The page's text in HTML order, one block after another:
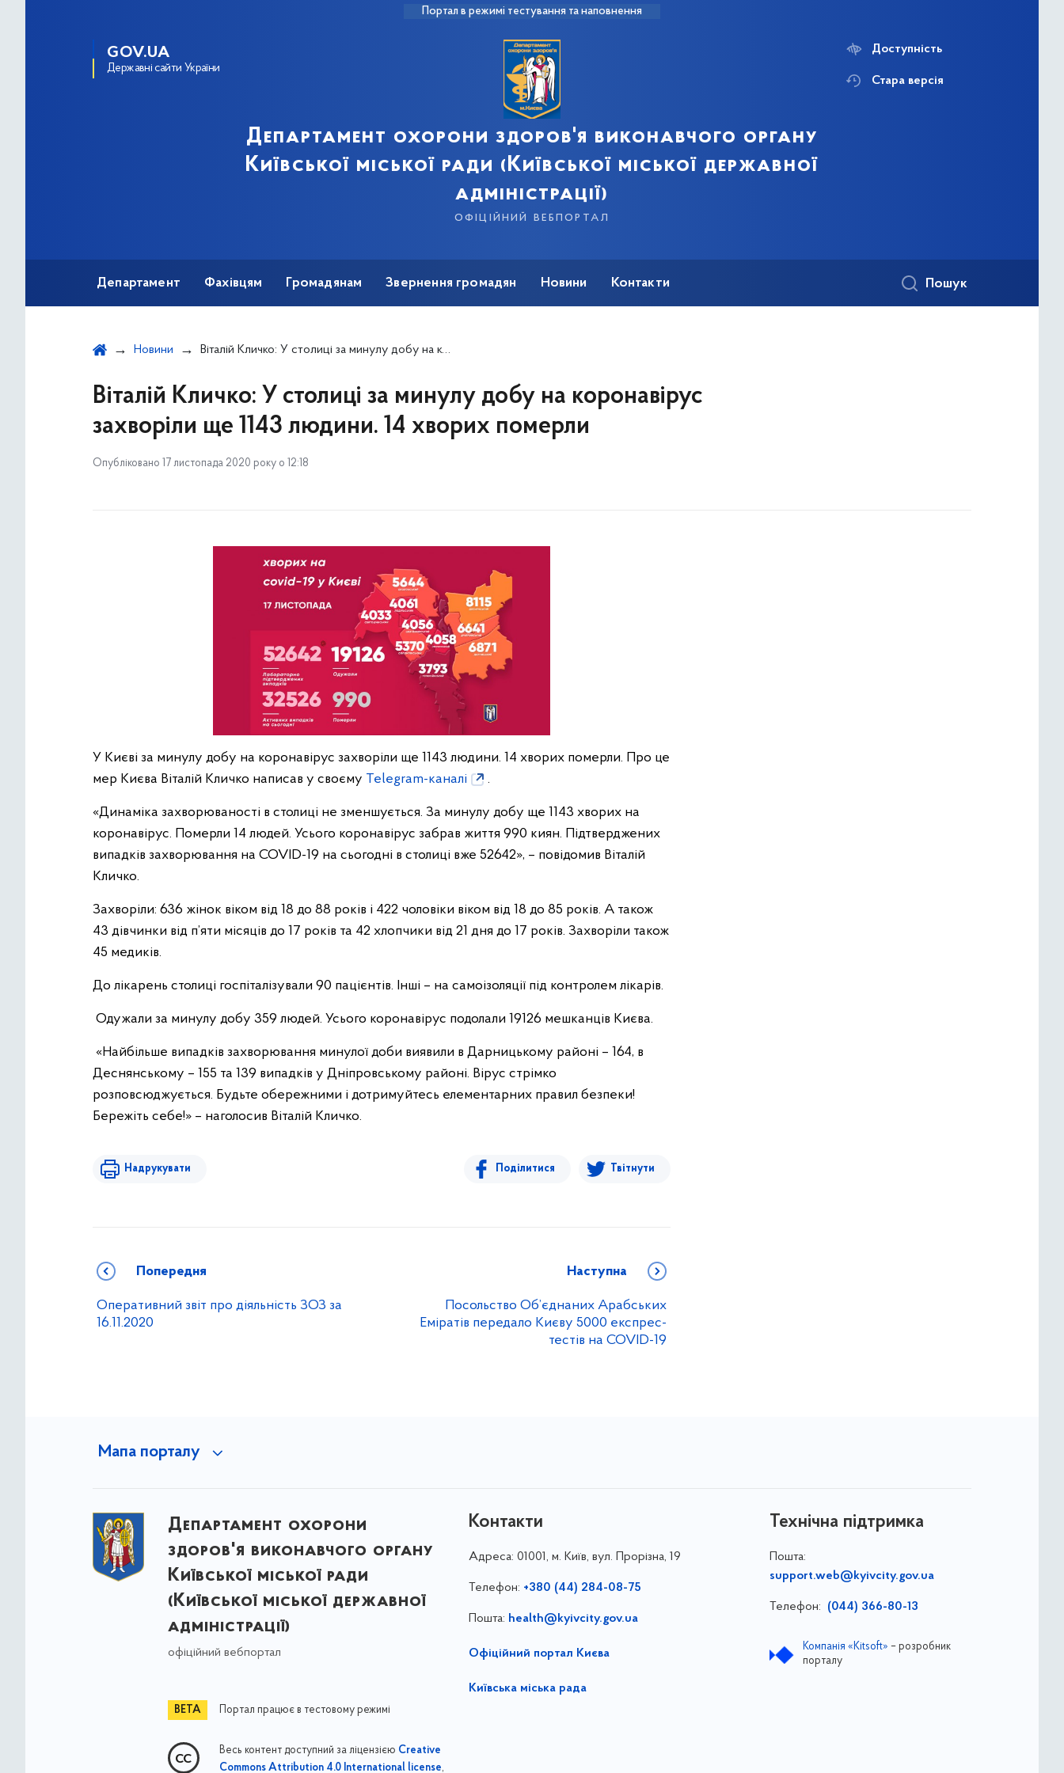
Портал в режимі тестування та наповнення
GOV.UA
Державні сайти України
Департамент охорони здоров'я виконавчого органу
Київської міської ради (Київської міської державної
адміністрації)
офіційний вебпортал
Доступність
Стара версія
Департамент Фахівцям Громадянам Звернення громадян Новини Контакти Пошук
Новини Віталій Кличко: У столиці за минулу добу на коронавірус захворіли ще 1143 людини. 14 хворих померли
Віталій Кличко: У столиці за минулу добу на коронавірус
захворіли ще 1143 людини. 14 хворих померли
Опубліковано 17 листопада 2020 року о 12:18
У Києві за минулу добу на коронавірус захворіли ще 1143 людини. 14 хворих померли. Про це
мер Києва Віталій Кличко написав у своєму Telegram-каналі .
«Динаміка захворюваності в столиці не зменшується. За минулу добу ще 1143 хворих на
коронавірус. Померли 14 людей. Усього коронавірус забрав життя 990 киян. Підтверджених
випадків захворювання на COVID-19 на сьогодні в столиці вже 52642», – повідомив Віталій
Кличко.
Захворіли: 636 жінок віком від 18 до 88 років і 422 чоловіки віком від 18 до 85 рокiв. А також
43 дівчинки від п’яти місяців до 17 років та 42 хлопчики від 21 дня до 17 років. Захворіли також
45 медиків.
До лікарень столиці госпіталізували 90 пацієнтів. Інші – на самоізоляції під контролем лікарів.
Одужали за минулу добу 359 людей. Усього коронавірус подолали 19126 мешканців Києва.
«Найбільше випадків захворювання минулої доби виявили в Дарницькому районі – 164, в
Деснянському – 155 та 139 випадків у Дніпровському районі. Вірус стрімко
розповсюджується. Будьте обережними і дотримуйтесь елементарних правил безпеки!
Бережіть себе!» – наголосив Віталій Кличко.
Надрукувати Поділитися Твітнути
Попередня
Оперативний звіт про діяльність ЗОЗ за
16.11.2020
Наступна
Посольство Об’єднаних Арабських
Еміратів передало Києву 5000 експрес-
тестів на COVID-19
Мапа порталу
Департамент охорони
здоров'я виконавчого органу
Київської міської ради
(Київської міської державної
адміністрації)
офіційний вебпортал
Портал працює в тестовому режимі
Весь контент доступний за ліцензією Creative
Commons Attribution 4.0 International license,
Контакти
Адреса: 01001, м. Київ, вул. Прорізна, 19
Телефон: +380 (44) 284-08-75
Пошта: health@kyivcity.gov.ua
Офіційний портал Києва
Київська міська рада
Технічна підтримка
Пошта:
support.web@kyivcity.gov.ua
Телефон: (044) 366-80-13
Компанія «Kitsoft» – розробник
порталу